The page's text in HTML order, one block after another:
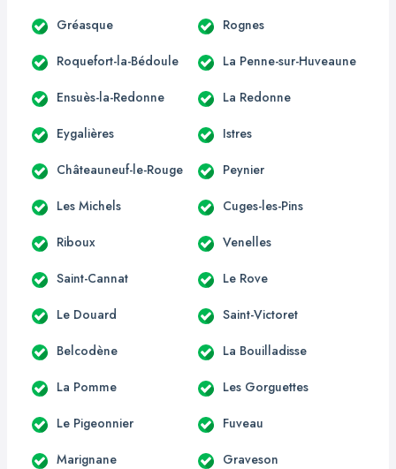
Gréasque Rognes
Roquefort-la-Bédoule La Penne-sur-Huveaune
Ensuès-la-Redonne La Redonne
Eygalières Istres
Châteauneuf-le-Rouge Peynier
Les Michels Cuges-les-Pins
Riboux Venelles
Saint-Cannat Le Rove
Le Douard Saint-Victoret
Belcodène La Bouilladisse
La Pomme Les Gorguettes
Le Pigeonnier Fuveau
Marignane Graveson